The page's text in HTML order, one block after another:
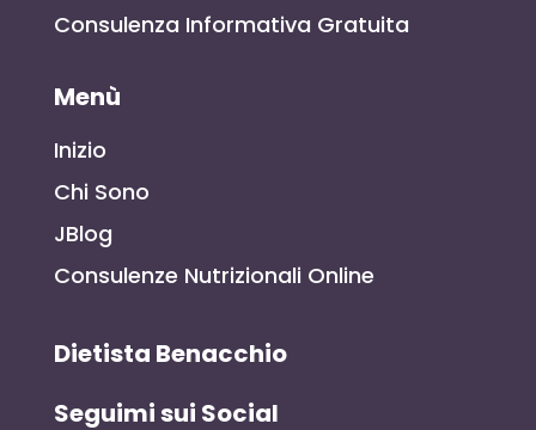
Consulenza Informativa Gratuita
Menù
Inizio
Chi Sono
JBlog
Consulenze Nutrizionali Online
Dietista Benacchio
Seguimi sui Social